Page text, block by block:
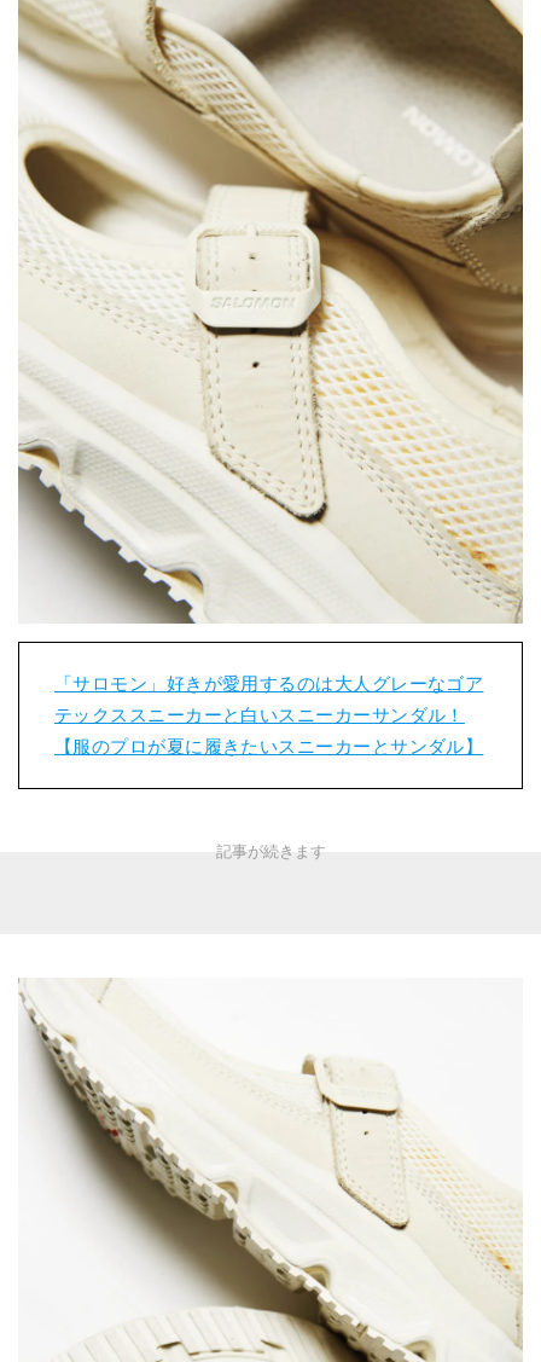
「サロモン」好きが愛用するのは大人グレーなゴア
テックススニーカーと白いスニーカーサンダル！
【服のプロが夏に履きたいスニーカーとサンダル】